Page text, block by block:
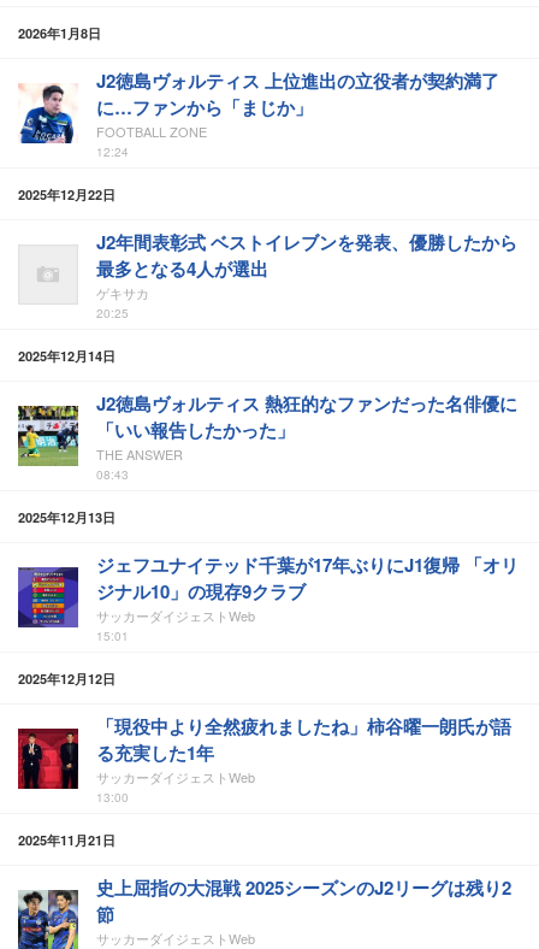
2026年1月8日
J2徳島ヴォルティス 上位進出の立役者が契約満了
に…ファンから「まじか」
FOOTBALL ZONE
12:24
2025年12月22日
J2年間表彰式 ベストイレブンを発表、優勝したから
最多となる4人が選出
ゲキサカ
20:25
2025年12月14日
J2徳島ヴォルティス 熱狂的なファンだった名俳優に
「いい報告したかった」
THE ANSWER
08:43
2025年12月13日
ジェフユナイテッド千葉が17年ぶりにJ1復帰 「オリ
ジナル10」の現存9クラブ
サッカーダイジェストWeb
15:01
2025年12月12日
「現役中より全然疲れましたね」柿谷曜一朗氏が語
る充実した1年
サッカーダイジェストWeb
13:00
2025年11月21日
史上屈指の大混戦 2025シーズンのJ2リーグは残り2
節
サッカーダイジェストWeb